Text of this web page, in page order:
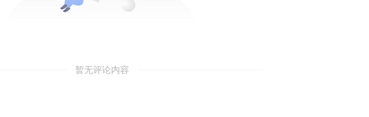
暂无评论内容